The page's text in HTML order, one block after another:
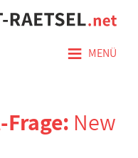
≡ MENÜ
New